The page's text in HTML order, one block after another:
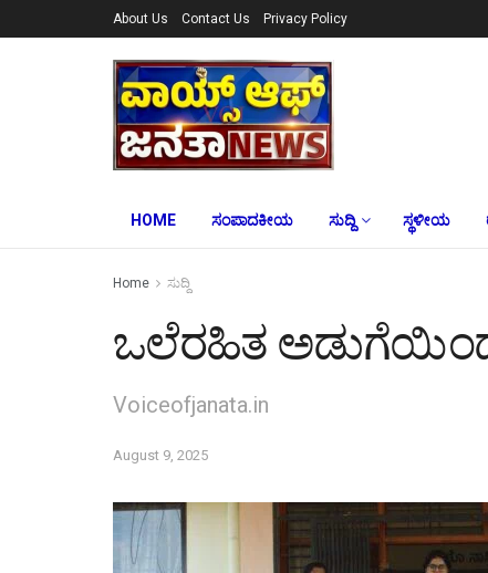
About Us Contact Us Privacy Policy
HOME ಸಂಪಾದಕೀಯ ಸುದ್ದಿ ಸ್ಥಳೀಯ
Home ಸುದ್ದಿ
ಒಲೆರಹಿತ ಅಡುಗೆಯಿಂದ
Voiceofjanata.in
August 9, 2025